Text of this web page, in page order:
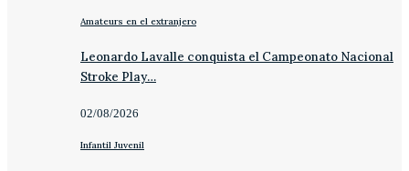
Amateurs en el extranjero
Leonardo Lavalle conquista el Campeonato Nacional
Stroke Play…
02/08/2026
Infantil Juvenil